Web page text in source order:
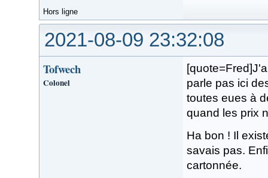
Hors ligne
2021-08-09 23:32:08
Tofwech
Colonel
parle pas ici
toutes eues à
quand les prix
Ha bon ! Il
savais pas.
cartonnée.